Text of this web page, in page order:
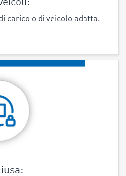
carico o di veicolo adatta.